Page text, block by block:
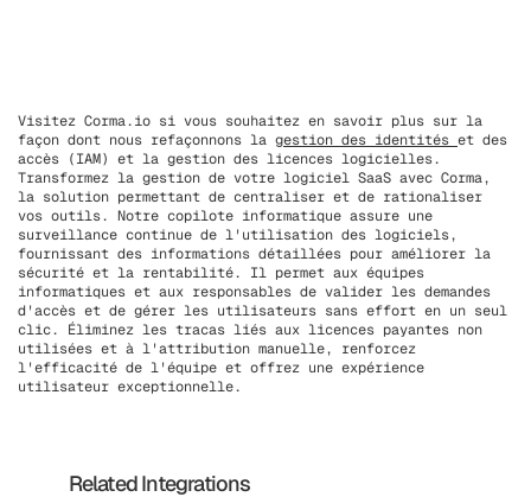
Visitez Corma.io si vous souhaitez en savoir plus sur la
façon dont nous refaçonnons la gestion des identités et des
accès (IAM) et la gestion des licences logicielles.
Transformez la gestion de votre logiciel SaaS avec Corma,
la solution permettant de centraliser et de rationaliser
vos outils. Notre copilote informatique assure une
surveillance continue de l'utilisation des logiciels,
fournissant des informations détaillées pour améliorer la
sécurité et la rentabilité. Il permet aux équipes
informatiques et aux responsables de valider les demandes
d'accès et de gérer les utilisateurs sans effort en un seul
clic. Éliminez les tracas liés aux licences payantes non
utilisées et à l'attribution manuelle, renforcez
l'efficacité de l'équipe et offrez une expérience
utilisateur exceptionnelle.
Related Integrations